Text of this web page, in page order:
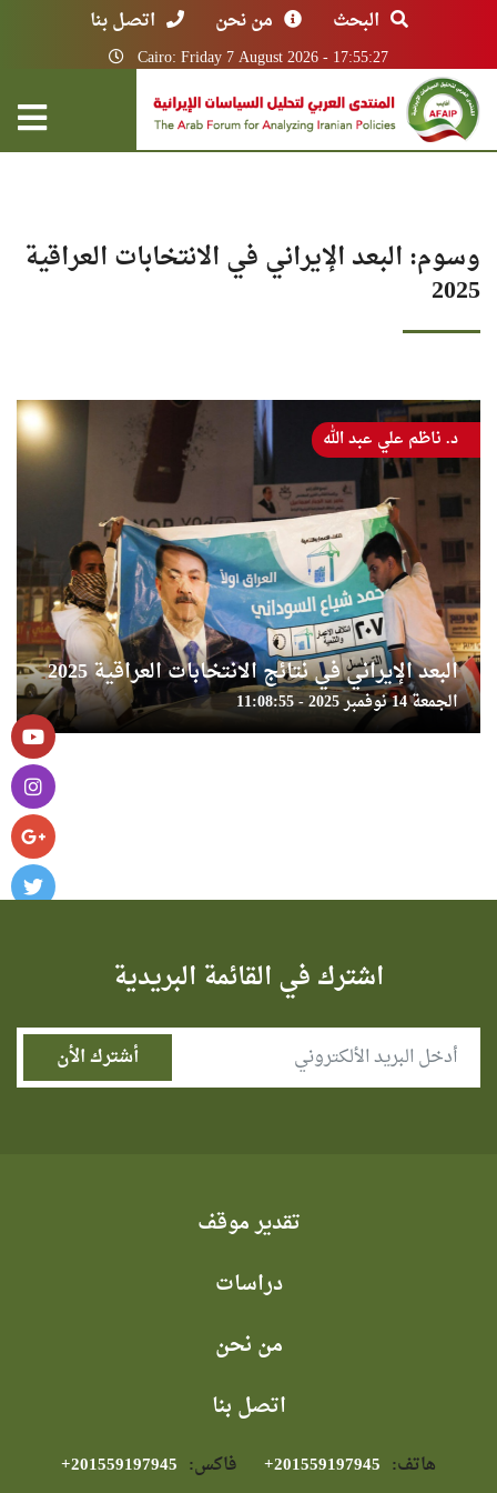
البحث من نحن اتصل بنا
Cairo: Friday 7 August 2026 - 17:55:27
وسوم: البعد الإيراني في الانتخابات العراقية
2025
البعد الإيراني في نتائج الانتخابات العراقية 2025
الجمعة 14 نوفمبر 2025 - 11:08:55
د. ناظم علي عبد الله
اشترك في القائمة البريدية
تقدير موقف
دراسات
من نحن
اتصل بنا
هاتف: فاكس: